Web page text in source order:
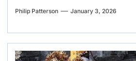
Philip Patterson January 3, 2026